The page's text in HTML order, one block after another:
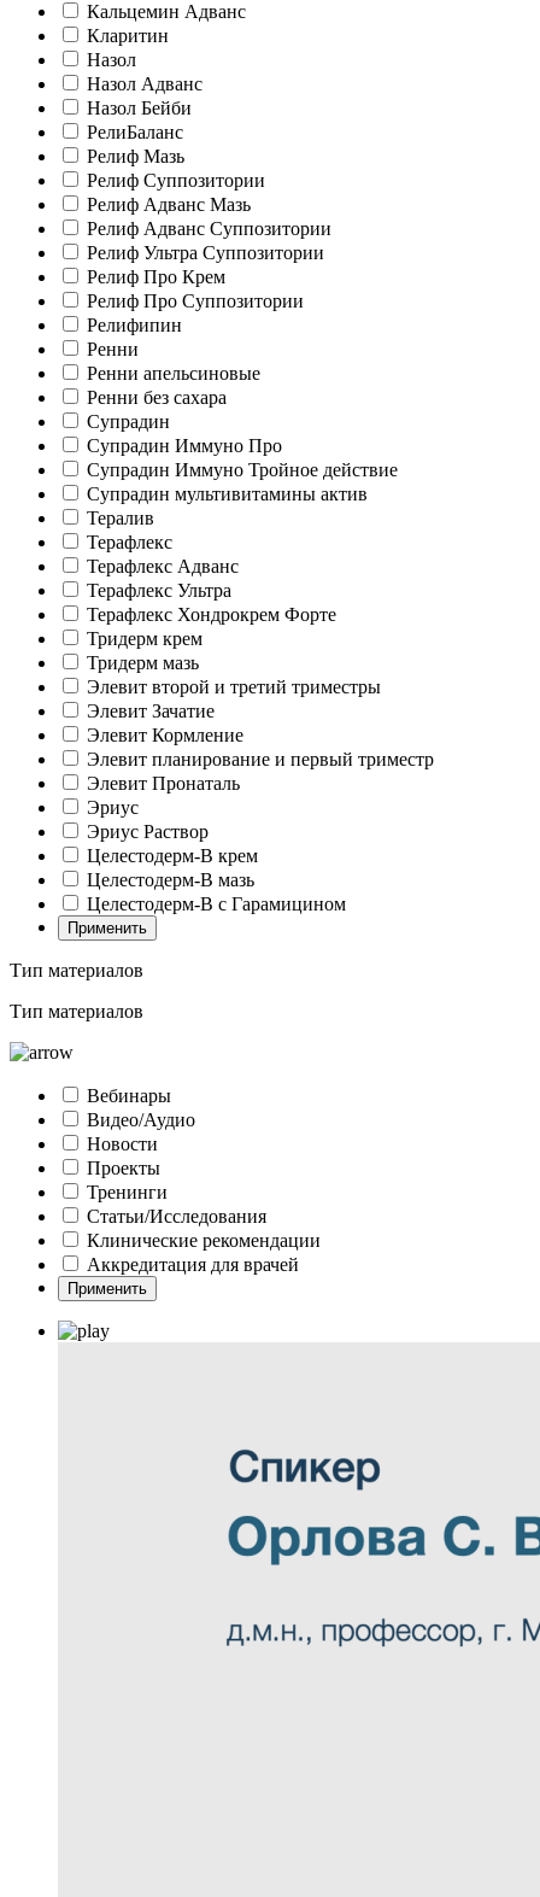
Кальцемин Адванс
Кларитин
Назол
Назол Адванс
Назол Бейби
РелиБаланс
Релиф Мазь
Релиф Суппозитории
Релиф Адванс Мазь
Релиф Адванс Суппозитории
Релиф Ультра Суппозитории
Релиф Про Крем
Релиф Про Суппозитории
Релифипин
Ренни
Ренни апельсиновые
Ренни без сахара
Супрадин
Супрадин Иммуно Про
Супрадин Иммуно Тройное действие
Супрадин мультивитамины актив
Тералив
Терафлекс
Терафлекс Адванс
Терафлекс Ультра
Терафлекс Хондрокрем Форте
Тридерм крем
Тридерм мазь
Элевит второй и третий триместры
Элевит Зачатие
Элевит Кормление
Элевит планирование и первый триместр
Элевит Пронаталь
Эриус
Эриус Раствор
Целестодерм-В крем
Целестодерм-В мазь
Целестодерм-В с Гарамицином
Применить
Тип материалов
Тип материалов
Вебинары
Видео/Аудио
Новости
Проекты
Тренинги
Статьи/Исследования
Клинические рекомендации
Аккредитация для врачей
Применить